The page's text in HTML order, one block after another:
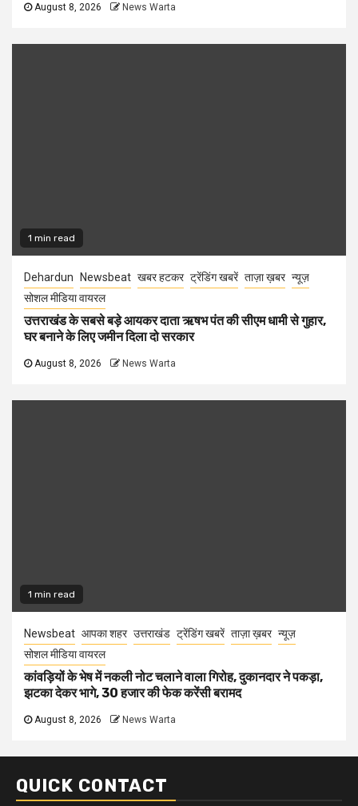
August 8, 2026 News Warta
1 min read
Dehardun Newsbeat खबर हटकर ट्रेंडिंग खबरें ताज़ा ख़बर न्यूज़
सोशल मीडिया वायरल
उत्तराखंड के सबसे बड़े आयकर दाता ऋषभ पंत की सीएम धामी से गुहार,
घर बनाने के लिए जमीन दिला दो सरकार
August 8, 2026 News Warta
1 min read
Newsbeat आपका शहर उत्तराखंड ट्रेंडिंग खबरें ताज़ा ख़बर न्यूज़
सोशल मीडिया वायरल
कांवड़ियों के भेष में नकली नोट चलाने वाला गिरोह, दुकानदार ने पकड़ा,
झटका देकर भागे, 30 हजार की फेक करेंसी बरामद
August 8, 2026 News Warta
QUICK CONTACT